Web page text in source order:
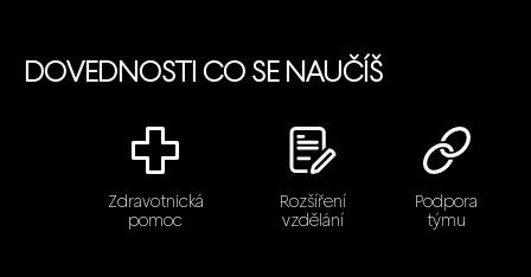
DOVEDNOSTI CO SE NAUČÍŠ
Zdravotnická
pomoc
Rozšíření
vzdělání
Podpora
týmu